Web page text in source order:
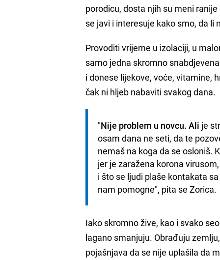
porodicu, dosta njih su meni
se javi i interesuje kako smo, da li
Provoditi vrijeme u izolaciji, u
samo jedna skromno
i donese lijekove, voće, vitamine,
čak ni hljeb nabaviti svakog dana.
"Nije problem u novcu. Ali je
osam dana ne seti, da te
nemaš na koga da se osloniš.
jer je zaražena korona
i što se ljudi plaše kontakata
nam pomogne", pita se Zorica.
Iako skromno žive, kao i svako
lagano smanjuju. Obrađuju
pojašnjava da se nije uplašila da